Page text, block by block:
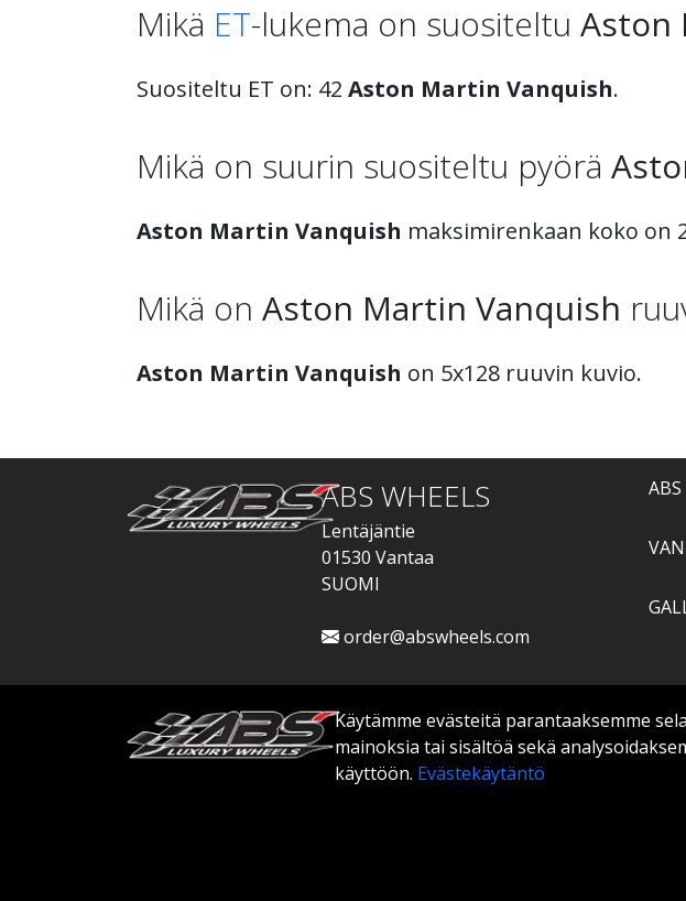
Käytämme evästeitä parantaaksemme
mainoksia tai sisältöä sekä
käyttöön. Evästekäytäntö
Mikä ET-lukema on suositeltu Aston
Suositeltu ET on: 42 Aston Martin Vanquish.
Mikä on suurin suositeltu pyörä
Aston Martin Vanquish maksimirenkaan koko on
Mikä on Aston Martin Vanquish
Aston Martin Vanquish on 5x128 ruuvin kuvio.
ABS WHEELS
Lentäjäntie
01530 Vantaa
SUOMI
order@abswheels.com